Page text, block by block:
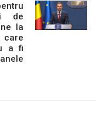
de
la
care
a fi